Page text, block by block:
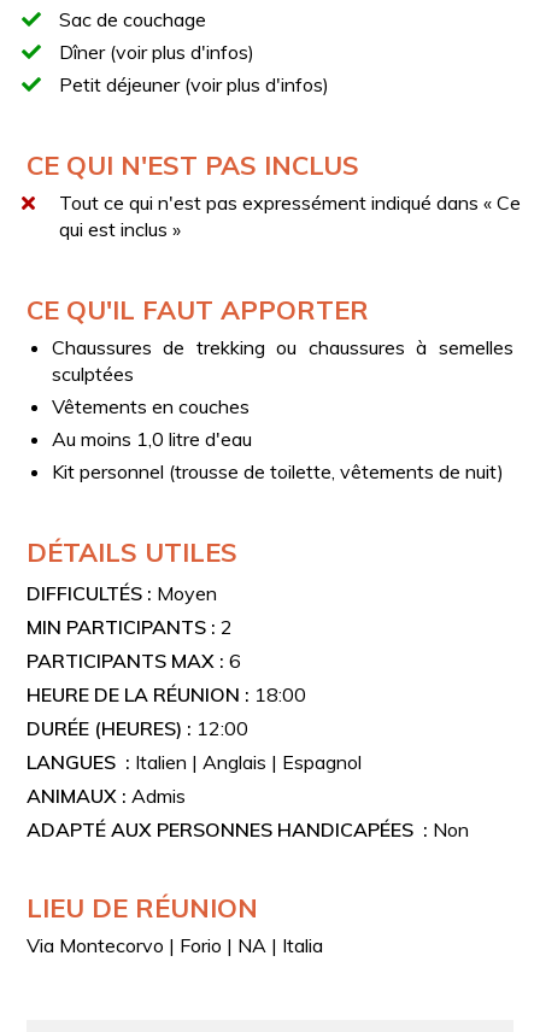
DÎNER ET PETIT DÉJEUNER
Dîner : Produits de boulangerie + verre de vin
Petit déjeuner : Tisane, café et croissant
Sac de couchage
Dîner (voir plus d'infos)
Petit déjeuner (voir plus d'infos)
CE QUI N'EST PAS INCLUS
Tout ce qui n'est pas expressément indiqué dans « Ce
qui est inclus »
CE QU'IL FAUT APPORTER
Chaussures de trekking ou chaussures à semelles
sculptées
Vêtements en couches
Au moins 1,0 litre d'eau
Kit personnel (trousse de toilette, vêtements de nuit)
DÉTAILS UTILES
DIFFICULTÉS : Moyen
MIN PARTICIPANTS :2
PARTICIPANTS MAX :6
HEURE DE LA RÉUNION : 18:00
DURÉE (HEURES) : 12:00
LANGUES : Italien | Anglais | Espagnol
ANIMAUX : Admis
ADAPTÉ AUX PERSONNES HANDICAPÉES : Non
LIEU DE RÉUNION
Via Montecorvo | Forio | NA | Italia